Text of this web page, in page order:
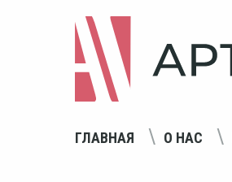
ГЛАВНАЯ О НАС